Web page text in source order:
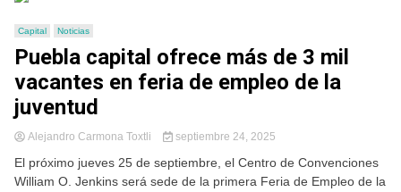
Capital Noticias
Puebla capital ofrece más de 3 mil
vacantes en feria de empleo de la
juventud
Alejandro Carmona Toxtli septiembre 24, 2025
El próximo jueves 25 de septiembre, el Centro de Convenciones
William O. Jenkins será sede de la primera Feria de Empleo de la